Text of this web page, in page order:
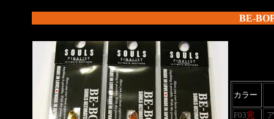
BE-
カラー
F03完